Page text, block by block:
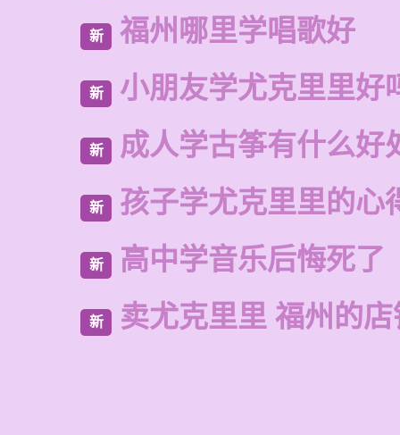
新 福州哪里学唱歌好
新 小朋友学尤克里里好
新 成人学古筝有什么好
新 孩子学尤克里里的心
新 高中学音乐后悔死了
新 卖尤克里里 福州的店